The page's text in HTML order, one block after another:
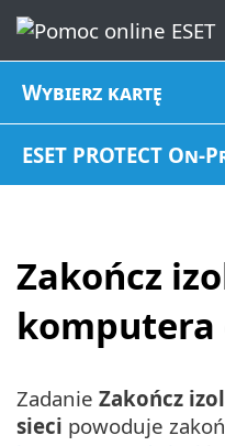
Wybierz kartę
ESET PROTECT On-
Zakończ
komputera
Zadanie Zakończ
sieci powoduje